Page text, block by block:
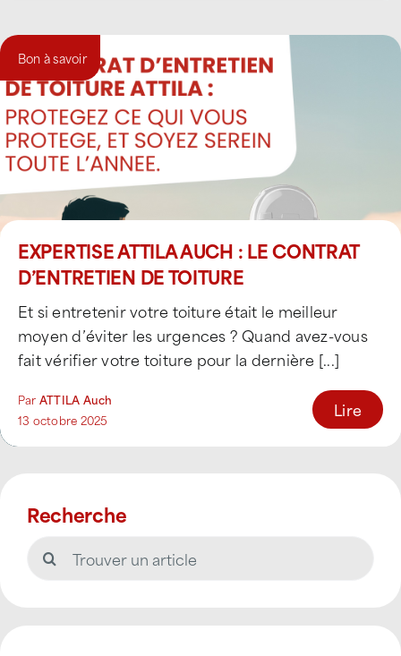
Bon à savoir
EXPERTISE ATTILA AUCH : LE CONTRAT
D’ENTRETIEN DE TOITURE
Et si entretenir votre toiture était le meilleur
moyen d’éviter les urgences ? Quand avez-vous
fait vérifier votre toiture pour la dernière [...]
Par ATTILA Auch
13 octobre 2025
Lire
Recherche
Rechercher: